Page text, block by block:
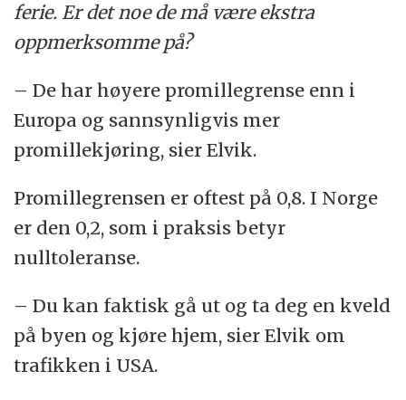
ferie. Er det noe de må være ekstra
oppmerksomme på?
– De har høyere promillegrense enn i
Europa og sannsynligvis mer
promillekjøring, sier Elvik.
Promillegrensen er oftest på 0,8. I Norge
er den 0,2, som i praksis betyr
nulltoleranse.
– Du kan faktisk gå ut og ta deg en kveld
på byen og kjøre hjem, sier Elvik om
trafikken i USA.